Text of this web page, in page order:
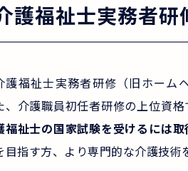
護福祉士実務者
護福祉士実務者研修（旧ホーム
、介護職員初任者研修の上位資
福祉士の国家試験を受けるには
目指す方、より専門的な介護技